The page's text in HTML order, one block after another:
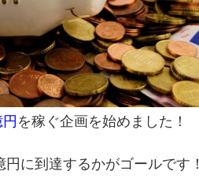
を稼ぐ企画を始めました！
に到達するかがゴールです！